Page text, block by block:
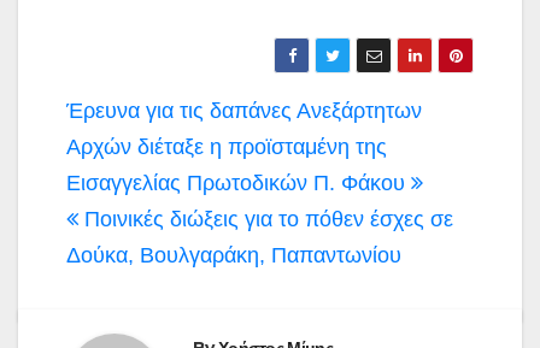
Πλοήγηση
άρθρων
Έρευνα για τις δαπάνες Ανεξάρτητων
Αρχών διέταξε η προϊσταμένη της
Εισαγγελίας Πρωτοδικών Π. Φάκου
Ποινικές διώξεις για το πόθεν έσχες σε
Δούκα, Βουλγαράκη, Παπαντωνίου